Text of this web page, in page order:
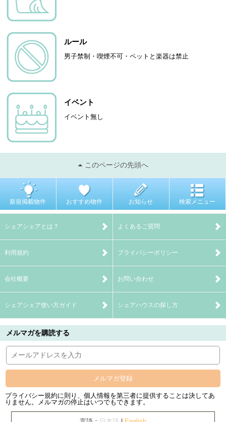
ルール
男子禁制・喫煙不可・ペットと楽器は禁止
イベント
イベント無し
このページの先頭へ
新規掲載物件 おすすめ物件 お知らせ 検索メニュー
シェアシェアとは？ よくあるご質問
利用規約 プライバシーポリシー
会社概要 お問い合わせ
シェアシェア使い方ガイド シェアハウスの探し方
メルマガを購読する
メルマガ登録
プライバシー規約に則り、個人情報を第三者に提供することは決してあ
りません。メルマガの停止はいつでもできます。